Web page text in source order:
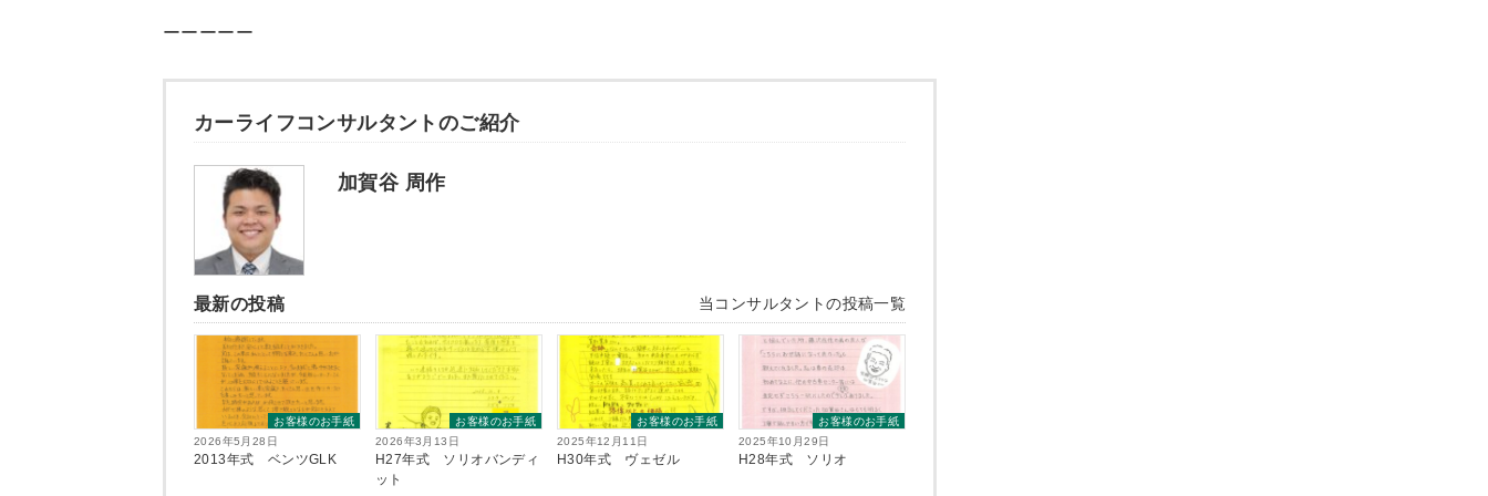
ーーーーー
カーライフコンサルタントのご紹介
加賀谷 周作
最新の投稿 当コンサルタントの投稿一覧
お客様のお手紙
2026年5月28日
2013年式 ベンツGLK
お客様のお手紙
2026年3月13日
H27年式 ソリオバンディ
ット
お客様のお手紙
2025年12月11日
H30年式 ヴェゼル
お客様のお手紙
2025年10月29日
H28年式 ソリオ